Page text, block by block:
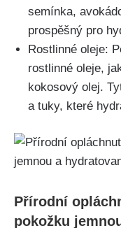
semínka,
prospěšný pro
Rostlinné oleje:
‌rostlinné oleje,
kokosový olej.
a tuky, které
Přírodní
pokožku